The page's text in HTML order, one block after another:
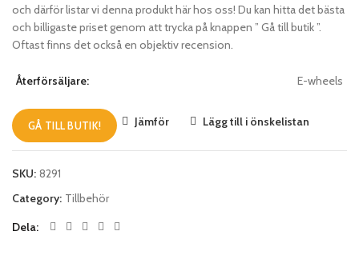
och därför listar vi denna produkt här hos oss! Du kan hitta det bästa
och billigaste priset genom att trycka på knappen ” Gå till butik ”.
Oftast finns det också en objektiv recension.
Återförsäljare: E-wheels
GÅ TILL BUTIK! Jämför Lägg till i önskelistan
SKU: 8291
Category: Tillbehör
Dela